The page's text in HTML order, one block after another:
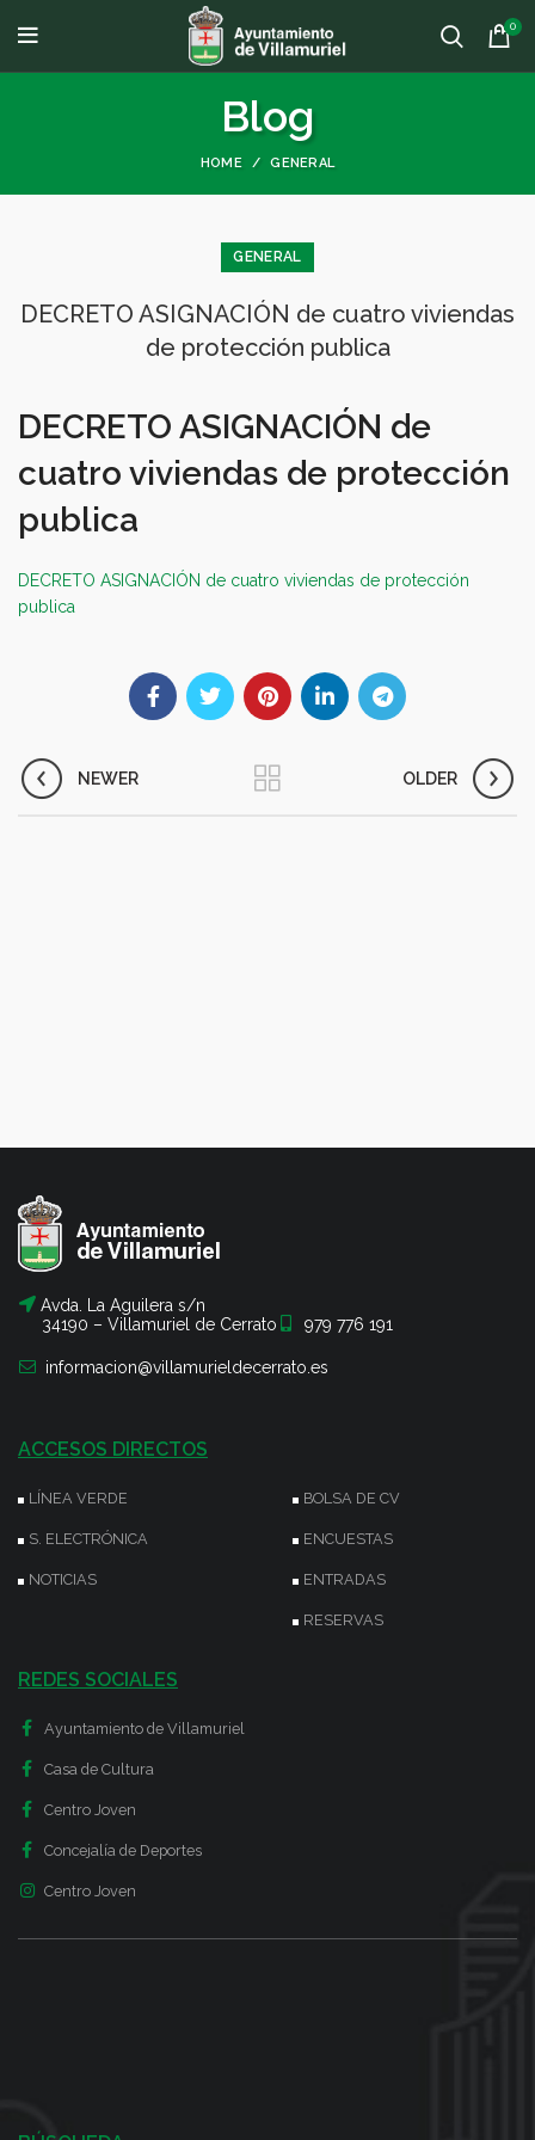
0
Blog
HOME GENERAL
GENERAL
DECRETO ASIGNACIÓN de cuatro viviendas
de protección publica
DECRETO ASIGNACIÓN de
cuatro viviendas de protección
publica
DECRETO ASIGNACIÓN de cuatro viviendas de protección
publica
NEWER OLDER
Avda. La Aguilera s/n
34190 – Villamuriel de Cerrato
979 776 191
informacion@villamurieldecerrato.es
ACCESOS DIRECTOS
LÍNEA VERDE
S. ELECTRÓNICA
NOTICIAS
BOLSA DE CV
ENCUESTAS
ENTRADAS
RESERVAS
REDES SOCIALES
Ayuntamiento de Villamuriel
Casa de Cultura
Centro Joven
Concejalía de Deportes
Centro Joven